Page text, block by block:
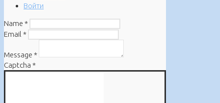
Войти
Name *
Email *
Message *
Captcha *